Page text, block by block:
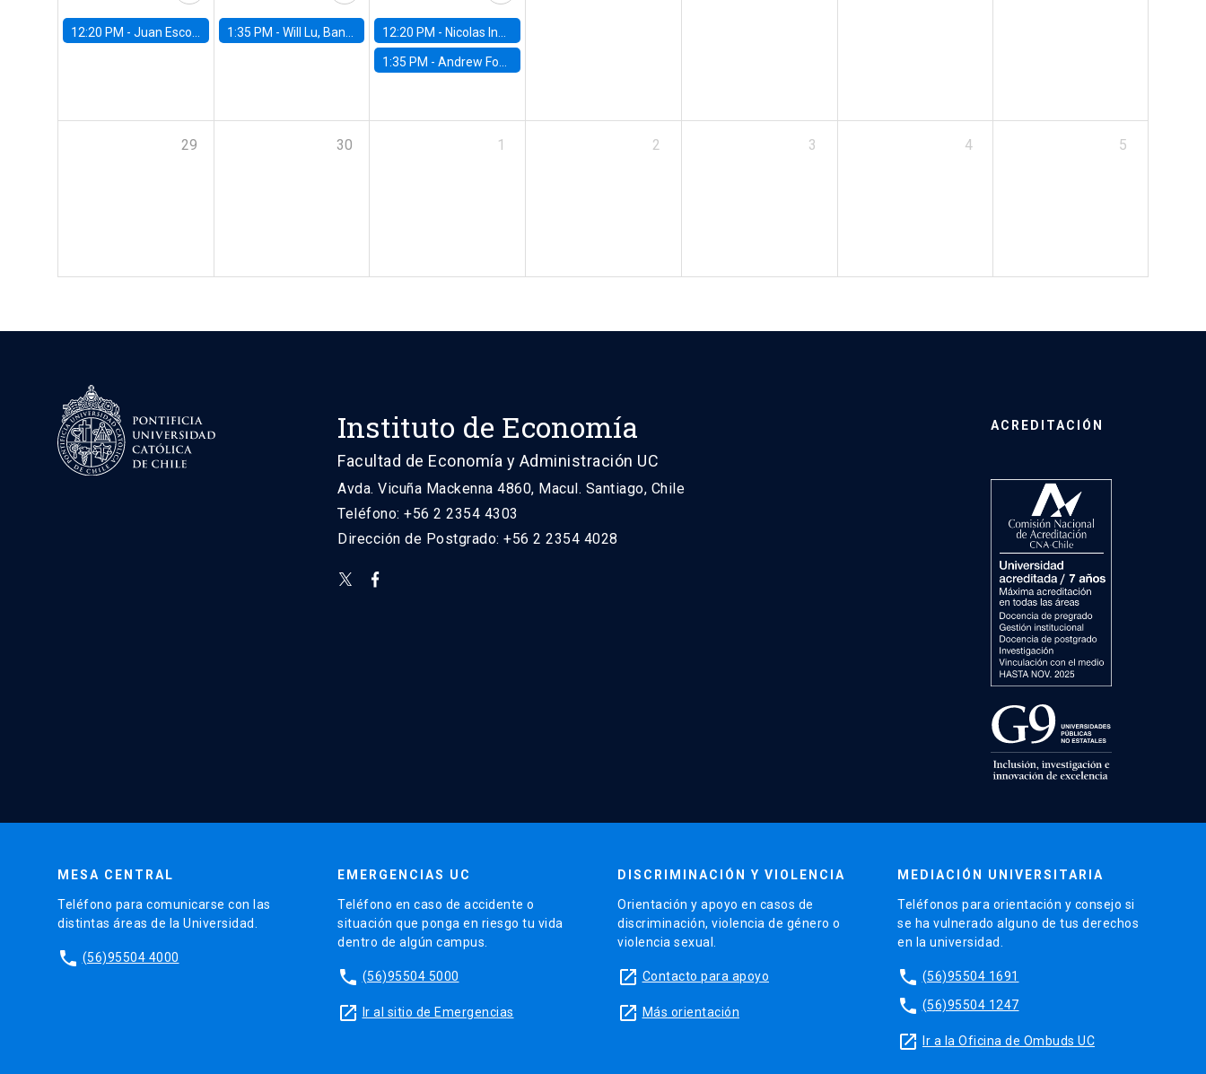
12:20 PM - Juan Escobar, Universidad de Chile 1:35 PM - Will Lu, Banco Central de Chile 12:20 PM - Nicolas Inostroza, Rotman School of Management, University of Toronto
1:35 PM -Andrew Foster, Brown University
29 30 1 2 3 4 5
Instituto de Economía
Facultad de Economía y Administración UC
Avda. Vicuña Mackenna 4860, Macul. Santiago, Chile
Teléfono: +56 2 2354 4303
Dirección de Postgrado: +56 2 2354 4028
ACREDITACIÓN
MESA CENTRAL
Teléfono para comunicarse con las
distintas áreas de la Universidad.
phone (56)95504 4000
EMERGENCIAS UC
Teléfono en caso de accidente o
situación que ponga en riesgo tu vida
dentro de algún campus.
phone (56)95504 5000
launch Ir al sitio de Emergencias
DISCRIMINACIÓN Y VIOLENCIA
Orientación y apoyo en casos de
discriminación, violencia de género o
violencia sexual.
launch Contacto para apoyo
launch Más orientación
MEDIACIÓN UNIVERSITARIA
Teléfonos para orientación y consejo si
se ha vulnerado alguno de tus derechos
en la universidad.
phone (56)95504 1691
phone (56)95504 1247
launch Ir a la Oficina de Ombuds UC